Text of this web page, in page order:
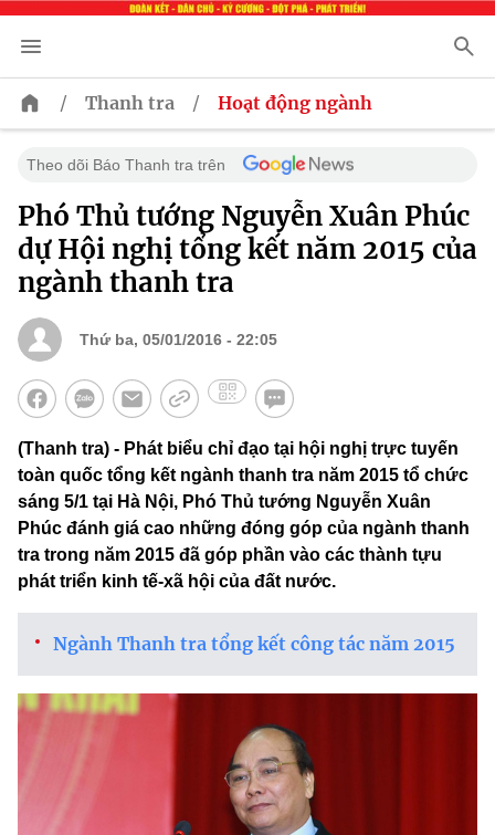
/ Thanh tra / Hoạt động ngành
Theo dõi Báo Thanh tra trên
Phó Thủ tướng Nguyễn Xuân Phúc
dự Hội nghị tổng kết năm 2015 của
ngành thanh tra
Thứ ba, 05/01/2016 - 22:05
(Thanh tra) - Phát biểu chỉ đạo tại hội nghị trực tuyến
toàn quốc tổng kết ngành thanh tra năm 2015 tổ chức
sáng 5/1 tại Hà Nội, Phó Thủ tướng Nguyễn Xuân
Phúc đánh giá cao những đóng góp của ngành thanh
tra trong năm 2015 đã góp phần vào các thành tựu
phát triển kinh tế-xã hội của đất nước.
Ngành Thanh tra tổng kết công tác năm 2015